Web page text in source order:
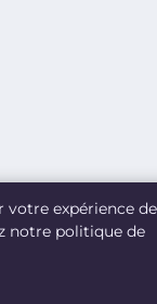
votre expérience de
notre politique de